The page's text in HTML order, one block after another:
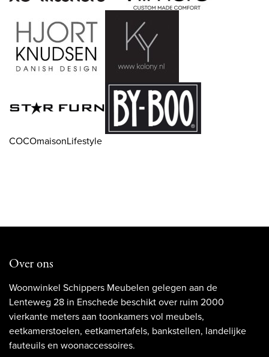
COCOmaisonLifestyle
Over ons
Woonwinkel Schippers Meubelen gelegen aan de
Lenteweg 28 in Enschede beschikt over ruim 2000
vierkante meters aan toonkamers vol meubels,
eetkamerstoelen, eetkamertafels, bankstellen, landelijke
fauteuils en woonaccessoires.